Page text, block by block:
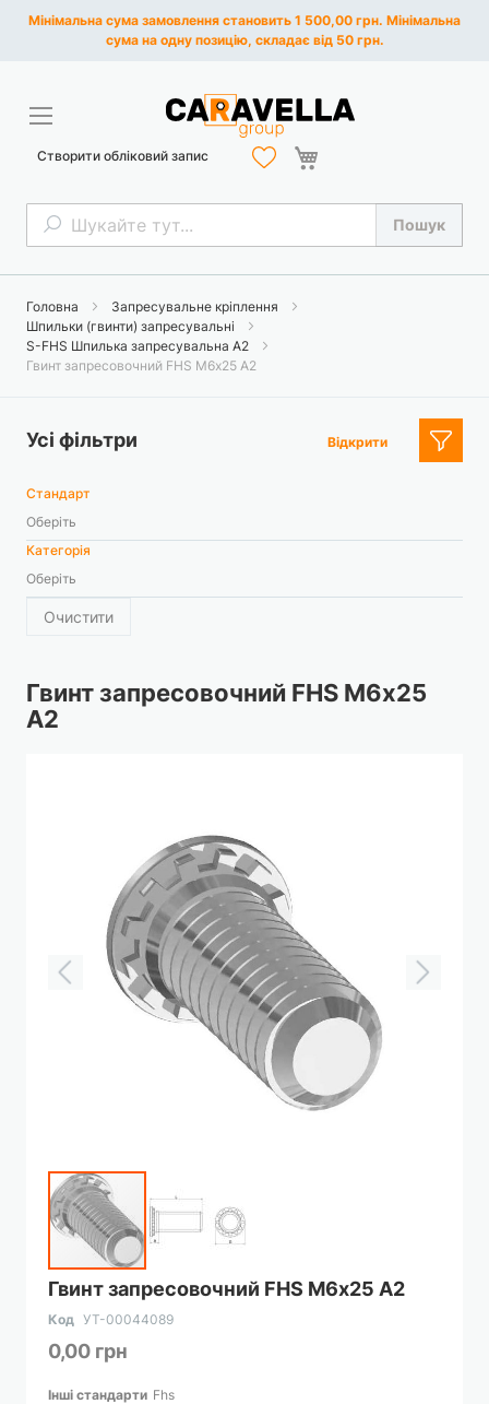
Мінімальна сума замовлення становить 1 500,00 грн. Мінімальна
сума на одну позицію, складає від 50 грн.
Пошук Пошук
Створити обліковий запис
Головна
Запресувальне кріплення
Шпильки (гвинти) запресувальні
S-FHS Шпилька запресувальна A2
Гвинт запресовочний FHS М6х25 А2
Усі фільтри Відкрити
Стандарт
Оберіть
Категорія
Оберіть
Очистити
Гвинт запресовочний FHS М6х25
А2
Гвинт запресовочний FHS М6х25 А2
Код УТ-00044089
0,00 грн
Інші стандарти Fhs
Перейти
до
початку
зображень